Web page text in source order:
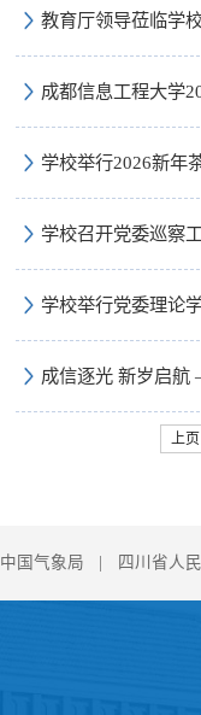
教育厅领导莅临学
成都信息工程大学
学校举行2026新年
学校召开党委巡察
学校举行党委理论
成信逐光 新岁启
上页
中国气象局 四川省人